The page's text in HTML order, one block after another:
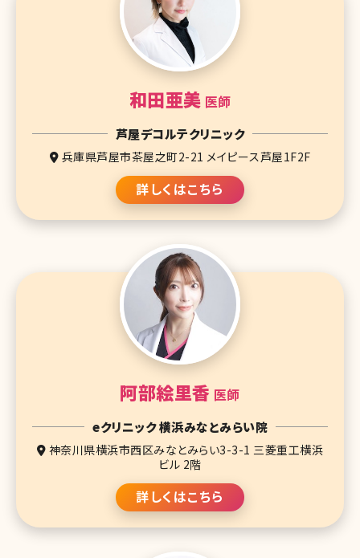
和田亜美 医師
芦屋デコルテクリニック
兵庫県芦屋市茶屋之町2-21 メイピース芦屋1F2F
詳しくはこちら
阿部絵里香 医師
eクリニック 横浜みなとみらい院
神奈川県横浜市西区みなとみらい3-3-1 三菱重工横浜
ビル 2階
詳しくはこちら